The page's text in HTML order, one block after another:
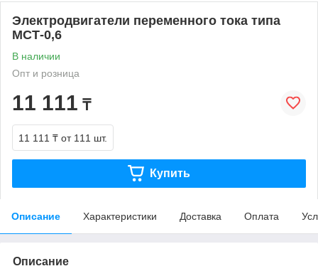
Электродвигатели переменного тока типа
МСТ-0,6
В наличии
Опт и розница
11 111 ₸
11 111 ₸ от 111 шт.
Купить
Описание Характеристики Доставка Оплата
Описание